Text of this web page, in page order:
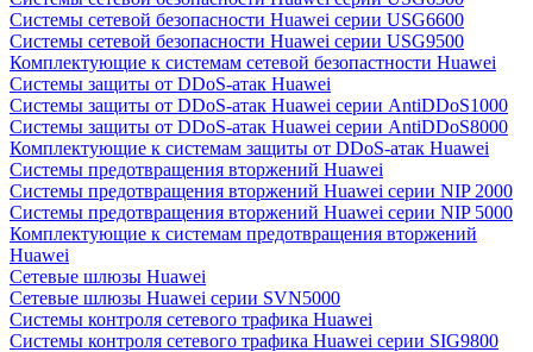
Системы сетевой безопасности Huawei серии USG6600
Системы сетевой безопасности Huawei серии USG9500
Комплектующие к системам сетевой безопастности Huawei
Системы защиты от DDoS-атак Huawei
Системы защиты от DDoS-атак Huawei серии AntiDDoS1000
Системы защиты от DDoS-атак Huawei серии AntiDDoS8000
Комплектующие к системам защиты от DDoS-атак Huawei
Системы предотвращения вторжений Huawei
Системы предотвращения вторжений Huawei серии NIP 2000
Системы предотвращения вторжений Huawei серии NIP 5000
Комплектующие к системам предотвращения вторжений
Huawei
Сетевые шлюзы Huawei
Сетевые шлюзы Huawei серии SVN5000
Системы контроля сетевого трафика Huawei
Системы контроля сетевого трафика Huawei серии SIG9800